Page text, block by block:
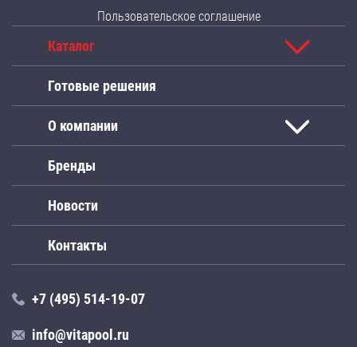
Пользовательское соглашение
Каталог
Готовые решения
О компании
Бренды
Новости
Контакты
+7 (495) 514-19-07
info@vitapool.ru